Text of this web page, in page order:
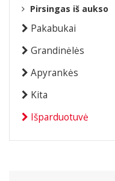
Pirsingas iš aukso
Pakabukai
Grandinėlės
Apyrankės
Kita
Išparduotuvė